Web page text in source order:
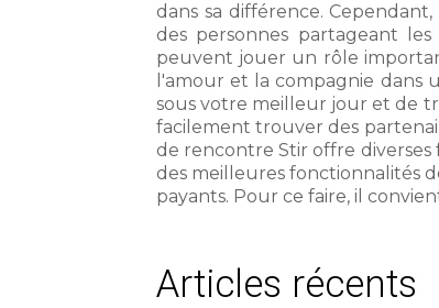
dans sa différence.
des personnes partageant
peuvent jouer un rôle
l'amour et la compagnie dans
sous votre meilleur jour et de
facilement trouver des
de rencontre Stir offre
des meilleures fonctionnalités
payants. Pour ce faire, il
Articles récents